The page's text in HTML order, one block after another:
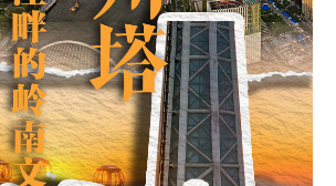
乡村振兴 银龄 溯源中国
旅游 能源 会展
娱乐 时尚 悦读
一带一路 亚太网 上市公司